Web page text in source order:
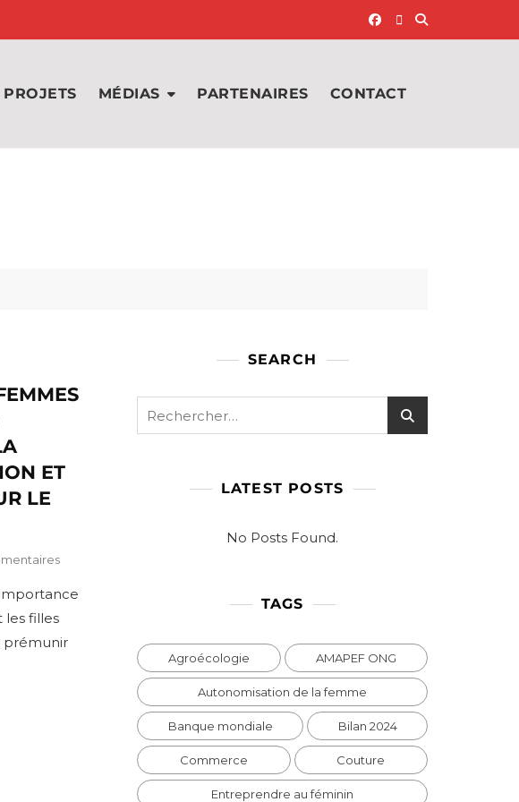
PROJETS MÉDIAS PARTENAIRES CONTACT
ET
LE
Sur
Sensibilise
Et
les filles
prémunir
SEARCH
LATEST POSTS
No Posts Found.
TAGS
Agroécologie AMAPEF ONG
Autonomisation de la femme
Banque mondiale Bilan 2024
Commerce Couture
Entreprendre au féminin